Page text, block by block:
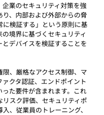
業のセキュリティ対策を強
、内部および外部からの脅
検証する」という原則に基
境界に基づくセキュリティ
デバイスを検証することを
、厳格なアクセス制御、マ
クタ認証、エンドポイント
た要件が含まれます。これ
スク評価、セキュリティポ
、従業員のトレーニング、